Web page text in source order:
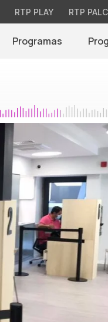
RTP PLAY RTP
Programas